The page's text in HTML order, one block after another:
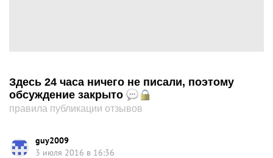
Здесь 24 часа ничего не писали, поэтому
обсуждение закрыто
правила публикации отзывов
guy2009
3 июля 2016 в 16:36